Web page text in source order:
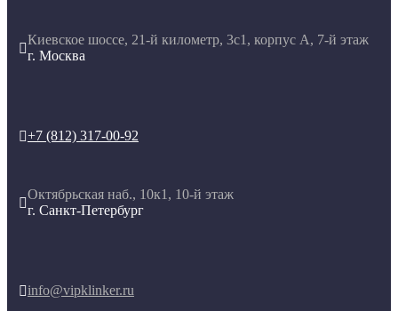

Киевское шоссе, 21-й километр, 3с1, корпус А, 7-й этаж
г. Москва
+7 (812) 317-00-92

Октябрьская наб., 10к1, 10-й этаж
г. Санкт-Петербург
info@vipklinker.ru